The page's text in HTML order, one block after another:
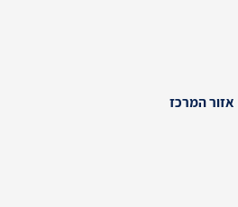
אזור המרכז